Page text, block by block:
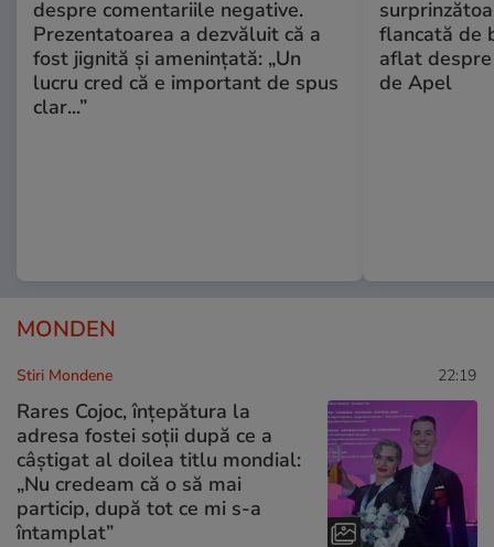
despre comentariile negative.
Prezentatoarea a dezvăluit că a
fost jignită și amenințată: „Un
lucru cred că e important de spus
clar...”
flancată de
aflat
de Apel
MONDEN
Stiri Mondene 22:19
Rares Cojoc, înțepătura la
adresa fostei soții după ce a
câștigat al doilea titlu mondial:
„Nu credeam că o să mai
particip, după tot ce mi s-a
întamplat”